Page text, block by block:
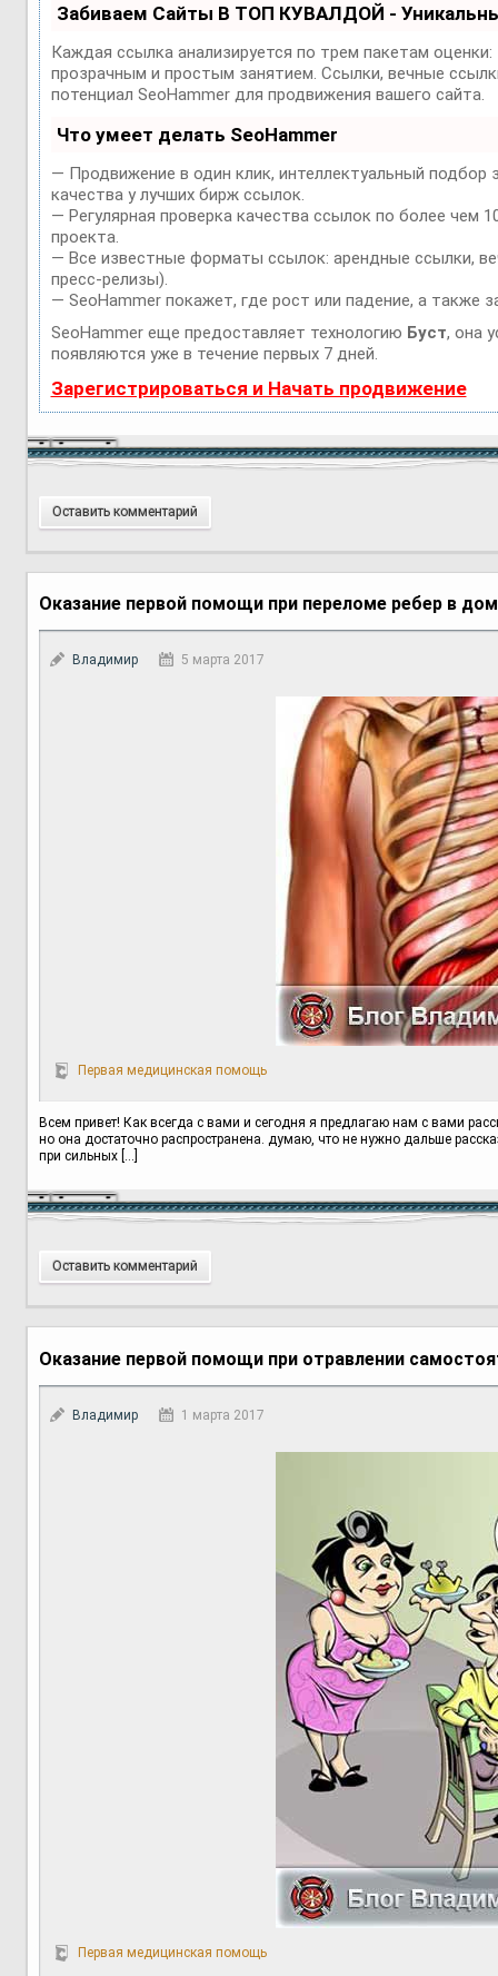
Забиваем Сайты В ТОП КУВАЛДОЙ -
Каждая ссылка анализируется по трем пакетам оценки:
прозрачным и простым занятием. Ссылки, вечные
потенциал SeoHammer для продвижения вашего сайта.
Что умеет делать SeoHammer
— Продвижение в один клик, интеллектуальный
качества у лучших бирж ссылок.
— Регулярная проверка качества ссылок по более чем
проекта.
— Все известные форматы ссылок: арендные ссылки,
пресс-релизы).
— SeoHammer покажет, где рост или падение, а также
SeoHammer еще предоставляет технологию Буст, она
появляются уже в течение первых 7 дней.
Зарегистрироваться и Начать продвижение
Оставить комментарий
Оказание первой помощи при переломе ребер в
Владимир 5 марта 2017
Первая медицинская помощь
Всем привет! Как всегда с вами и сегодня я предлагаю нам с вами
но она достаточно распространена. думаю, что не нужно дальше
при сильных […]
Оставить комментарий
Оказание первой помощи при отравлении
Владимир 1 марта 2017
Первая медицинская помощь